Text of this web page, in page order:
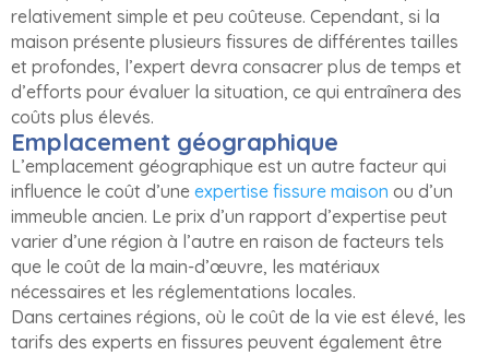
relativement simple et peu coûteuse. Cependant, si la
maison présente plusieurs fissures de différentes tailles
et profondes, l’expert devra consacrer plus de temps et
d’efforts pour évaluer la situation, ce qui entraînera des
coûts plus élevés.
Emplacement géographique
L’emplacement géographique est un autre facteur qui
influence le coût d’une expertise fissure maison ou d’un
immeuble ancien. Le prix d’un rapport d’expertise peut
varier d’une région à l’autre en raison de facteurs tels
que le coût de la main-d’œuvre, les matériaux
nécessaires et les réglementations locales.
Dans certaines régions, où le coût de la vie est élevé, les
tarifs des experts en fissures peuvent également être